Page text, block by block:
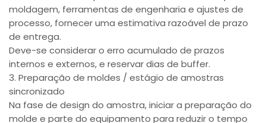
moldagem, ferramentas de engenharia e ajustes de
processo, fornecer uma estimativa razoável de prazo
de entrega.
Deve-se considerar o erro acumulado de prazos
internos e externos, e reservar dias de buffer.
3. Preparação de moldes / estágio de amostras
sincronizado
Na fase de design do amostra, iniciar a preparação do
molde e parte do equipamento para reduzir o tempo